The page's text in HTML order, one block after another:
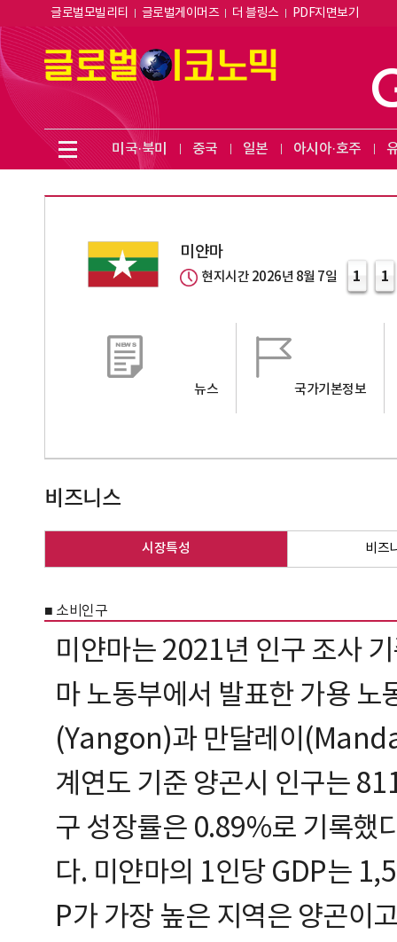
글로벌모빌리티 글로벌게이머즈 더 블링스 PDF지면보기
미국·북미 중국 일본 아시아·호주
미얀마
현지시간 2026년 8월 7일 1 1
뉴스 국가기본정보
비즈니스
시장특성 비즈
■ 소비인구
미얀마는 2021년 인구 조사
마 노동부에서 발표한 가용
(Yangon)과 만달레이
계연도 기준 양곤시 인구는
구 성장률은 0.89%로 기록했
다. 미얀마의 1인당 GDP는
P가 가장 높은 지역은 양곤이